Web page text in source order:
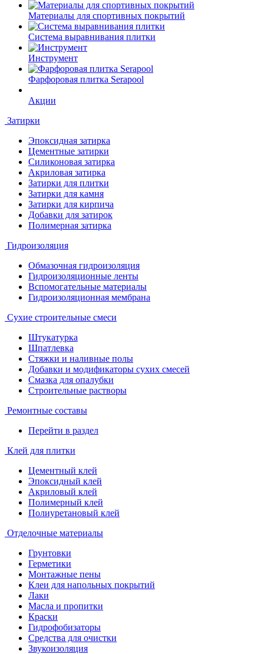
Материалы для спортивных покрытий
Система выравнивания плитки
Инструмент
Фарфоровая плитка Serapool
Акции
Затирки
Эпоксидная затирка
Цементные затирки
Силиконовая затирка
Акриловая затирка
Затирки для плитки
Затирки для камня
Затирки для кирпича
Добавки для затирок
Полимерная затирка
Гидроизоляция
Обмазочная гидроизоляция
Гидроизоляционные ленты
Вспомогательные материалы
Гидроизоляционная мембрана
Сухие строительные смеси
Штукатурка
Шпатлевка
Стяжки и наливные полы
Добавки и модификаторы сухих смесей
Смазка для опалубки
Строительные растворы
Ремонтные составы
Перейти в раздел
Клей для плитки
Цементный клей
Эпоксидный клей
Акриловый клей
Полимерный клей
Полиуретановый клей
Отделочные материалы
Грунтовки
Герметики
Монтажные пены
Клеи для напольных покрытий
Лаки
Масла и пропитки
Краски
Гидрофобизаторы
Средства для очистки
Звукоизоляция